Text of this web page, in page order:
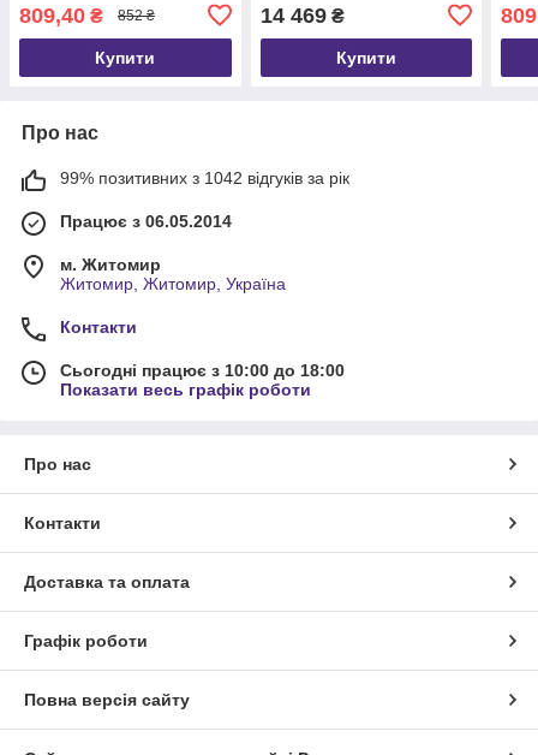
809,40 ₴ 852 ₴
Купити
14 469₴
Купити
Про нас
99% позитивних з 1042 відгуків за рік
Працює з 06.05.2014
м. Житомир
Житомир, Житомир, Україна
Контакти
Сьогодні працює з 10:00 до 18:00
Показати весь графік роботи
Про нас
Контакти
Доставка та оплата
Графік роботи
Повна версія сайту